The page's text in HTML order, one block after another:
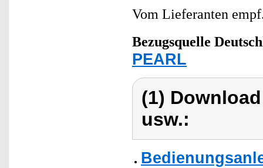
Vom Lieferanten
Bezugsquelle
PEARL
(1)
usw.: